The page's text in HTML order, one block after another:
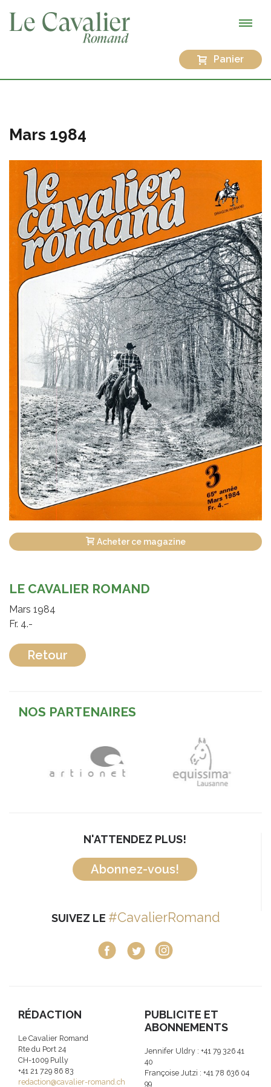
Panier
Mars 1984
Acheter ce magazine
LE CAVALIER ROMAND
Mars 1984
Fr. 4.-
Retour
NOS PARTENAIRES
N'ATTENDEZ PLUS!
Abonnez-vous!
SUIVEZ LE #CavalierRomand
RÉDACTION
Le Cavalier Romand
Rte du Port 24
CH-1009 Pully
+41 21 729 86 83
redaction@cavalier-romand.ch
PUBLICITE ET
ABONNEMENTS
Jennifer Uldry : +41 79 326 41
40
Françoise Jutzi : +41 78 636 04
99